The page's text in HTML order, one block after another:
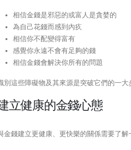
相信金錢是邪惡的或富人是貪婪的
為自己花錢而感到內疚
相信你不配變得富有
感覺你永遠不會有足夠的錢
相信金錢會解決你所有的問題
別這些障礙物及其來源是突破它們的一
立健康的金錢心態
金錢建立更健康、更快樂的關係需要了